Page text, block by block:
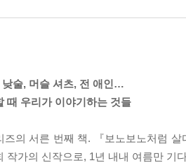
낮술, 머슬 셔츠, 전 애인…
때 우리가 이야기하는 것들
즈의 서른 번째 책. 『보노보노처럼
작가의 신작으로, 1년 내내 여름만 기